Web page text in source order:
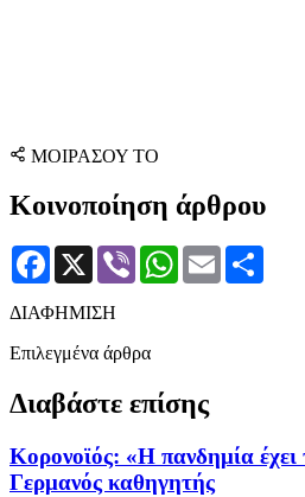
ΜΟΙΡΑΣΟΥ ΤΟ
Κοινοποίηση άρθρου
Facebook
X Viber WhatsApp
Email
ΔΙΑΦΗΜΙΣΗ
Επιλεγμένα άρθρα
Διαβάστε επίσης
Κορονοϊός: «Η πανδημία έχει
Γερμανός καθηγητής